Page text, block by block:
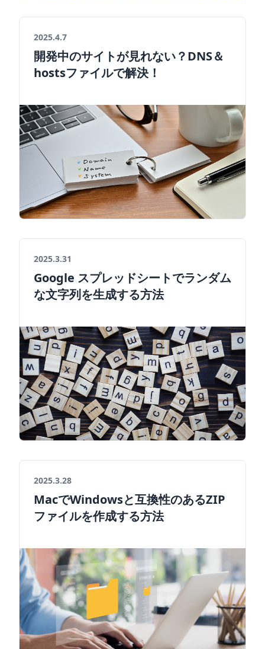
2025.4.7
開発中のサイトが見れない？DNS＆
hostsファイルで解決！
2025.3.31
Google スプレッドシートでランダム
な文字列を生成する方法
2025.3.28
MacでWindowsと互換性のあるZIP
ファイルを作成する方法